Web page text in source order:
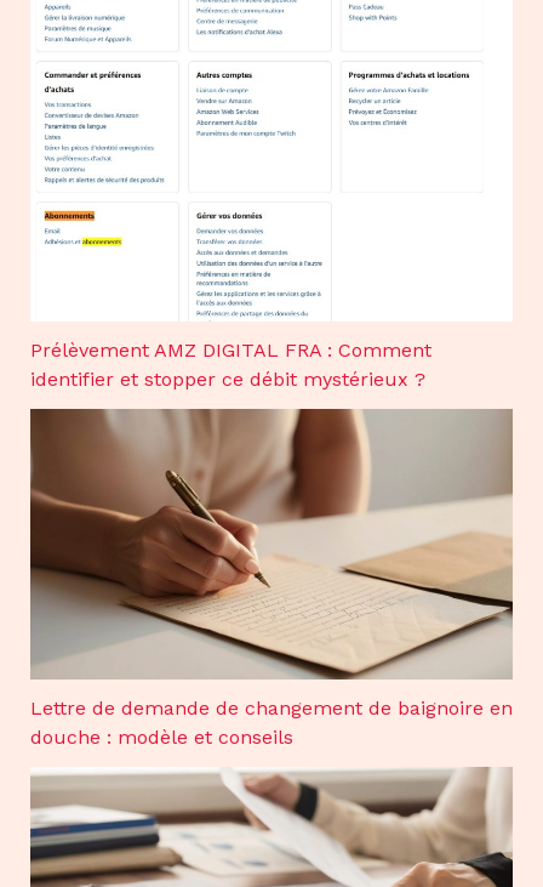
Prélèvement AMZ DIGITAL FRA : Comment
identifier et stopper ce débit mystérieux ?
Lettre de demande de changement de baignoire en
douche : modèle et conseils